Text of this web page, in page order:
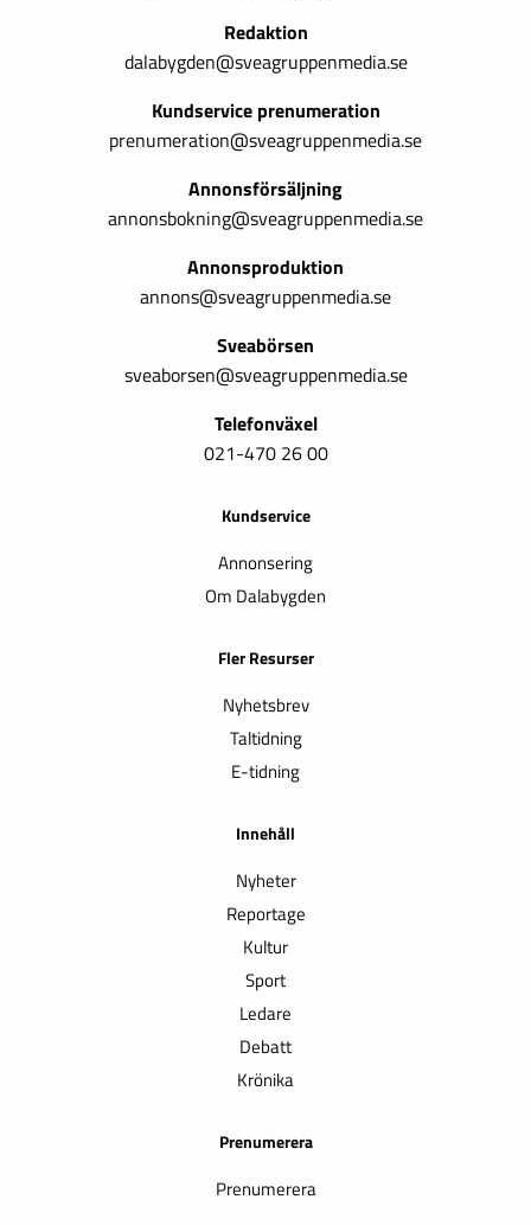
Redaktion
dalabygden@sveagruppenmedia.se
Kundservice prenumeration
prenumeration@sveagruppenmedia.se
Annonsförsäljning
annonsbokning@sveagruppenmedia.se
Annonsproduktion
annons@sveagruppenmedia.se
Sveabörsen
sveaborsen@sveagruppenmedia.se
Telefonväxel
021-470 26 00
Kundservice
Annonsering
Om Dalabygden
Fler Resurser
Nyhetsbrev
Taltidning
E-tidning
Innehåll
Nyheter
Reportage
Kultur
Sport
Ledare
Debatt
Krönika
Prenumerera
Prenumerera